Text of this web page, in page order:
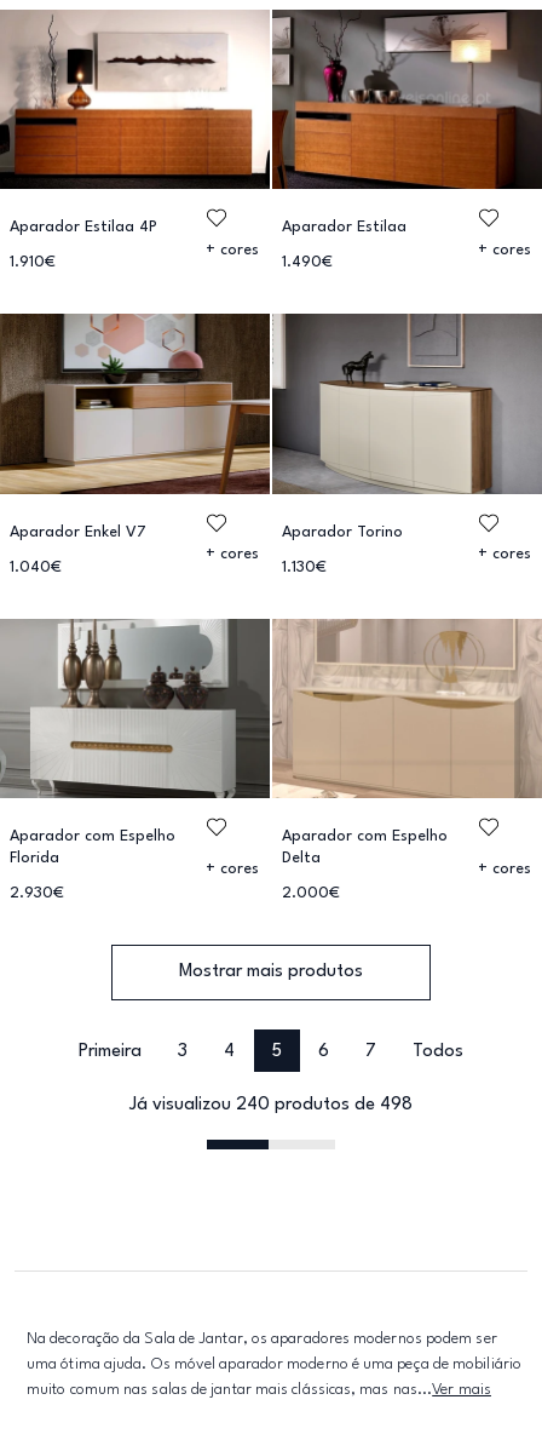
Aparador Estilaa 4P
1.910€
+ cores
Aparador Estilaa
1.490€
+ cores
Aparador Enkel V7
1.040€
+ cores
Aparador Torino
1.130€
+ cores
Aparador com Espelho
Florida
2.930€
+ cores
Aparador com Espelho
Delta
2.000€
+ cores
Mostrar mais produtos
Primeira 3 4 5 6 7 Todos
Já visualizou 240 produtos de 498
Na decoração da Sala de Jantar, os aparadores modernos podem ser
uma ótima ajuda. Os móvel aparador moderno é uma peça de mobiliário
muito comum nas salas de jantar mais clássicas, mas nas...Ver mais